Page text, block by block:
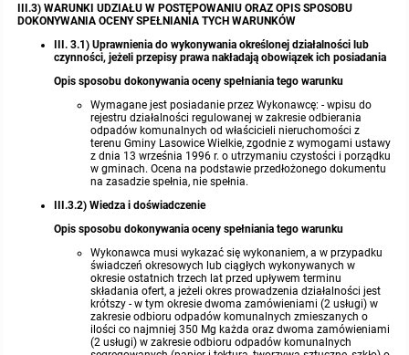
III.3) WARUNKI UDZIAŁU W POSTĘPOWANIU ORAZ OPIS SPOSOBU
DOKONYWANIA OCENY SPEŁNIANIA TYCH WARUNKÓW
III. 3.1) Uprawnienia do wykonywania określonej działalności lub
czynności, jeżeli przepisy prawa nakładają obowiązek ich posiadania
Opis sposobu dokonywania oceny spełniania tego warunku
Wymagane jest posiadanie przez Wykonawcę: - wpisu do
rejestru działalności regulowanej w zakresie odbierania
odpadów komunalnych od właścicieli nieruchomości z
terenu Gminy Lasowice Wielkie, zgodnie z wymogami ustawy
z dnia 13 września 1996 r. o utrzymaniu czystości i porządku
w gminach. Ocena na podstawie przedłożonego dokumentu
na zasadzie spełnia, nie spełnia.
III.3.2) Wiedza i doświadczenie
Opis sposobu dokonywania oceny spełniania tego warunku
Wykonawca musi wykazać się wykonaniem, a w przypadku
świadczeń okresowych lub ciągłych wykonywanych w
okresie ostatnich trzech lat przed upływem terminu
składania ofert, a jeżeli okres prowadzenia działalności jest
krótszy - w tym okresie dwoma zamówieniami (2 usługi) w
zakresie odbioru odpadów komunalnych zmieszanych o
ilości co najmniej 350 Mg każda oraz dwoma zamówieniami
(2 usługi) w zakresie odbioru odpadów komunalnych